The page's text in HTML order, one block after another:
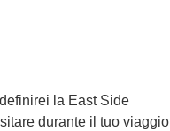
la East Side
durante il tuo viaggio